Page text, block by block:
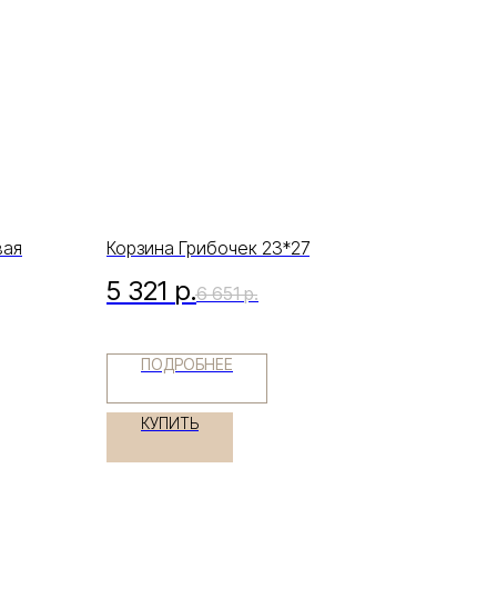
Корзина Грибочек 23*27
5 321 р.6 651 р.
ПОДРОБНЕЕ
КУПИТЬ